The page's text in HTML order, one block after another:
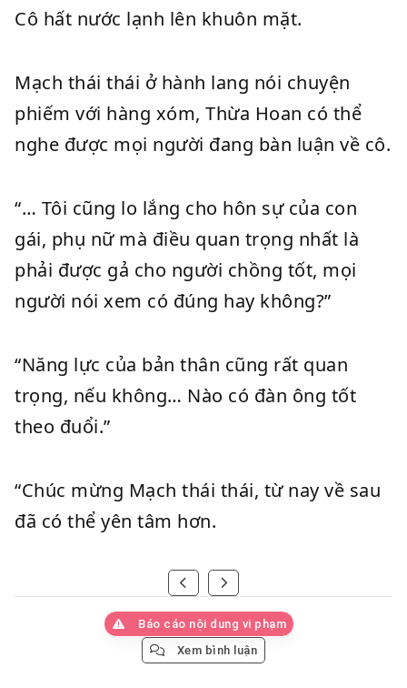
Cô hất nước lạnh lên khuôn mặt.
Mạch thái thái ở hành lang nói chuyện
phiếm với hàng xóm, Thừa Hoan có thể
nghe được mọi người đang bàn luận về cô.
“… Tôi cũng lo lắng cho hôn sự của con
gái, phụ nữ mà điều quan trọng nhất là
phải được gả cho người chồng tốt, mọi
người nói xem có đúng hay không?”
“Năng lực của bản thân cũng rất quan
trọng, nếu không… Nào có đàn ông tốt
theo đuổi.”
“Chúc mừng Mạch thái thái, từ nay về sau
đã có thể yên tâm hơn.
Báo cáo nội dung vi phạm
Xem bình luận